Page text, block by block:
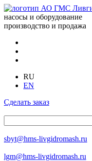
насосы и оборудование
производство и продажа
RU
EN
Сделать заказ
sbyt@hms-livgidromash.ru
lgm@hms-livgidromash.ru